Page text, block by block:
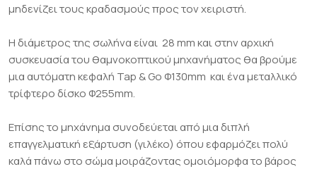
μηδενίζει τους κραδασμούς προς τον χειριστή.
Η διάμετρος της σωλήνα είναι 28 mm και στην αρχική
συσκευασία του θαμνοκοπτικού μηχανήματος θα βρούμε
μια αυτόματη κεφαλή Tap & Go Φ130mm και ένα μεταλλικό
τρίφτερο δίσκο Φ255mm.
Επίσης το μηχάνημα συνοδεύεται από μια διπλή
επαγγελματική εξάρτυση (γιλέκο) όπου εφαρμόζει πολύ
καλά πάνω στο σώμα μοιράζοντας ομοιόμορφα το βάρος